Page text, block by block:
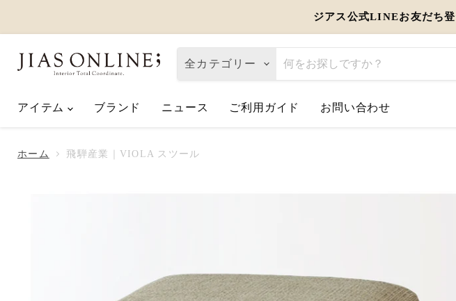
ジアス公式LINEお友だち
全カテゴリー
アイテム ブランド ご利用ガイド お問い合わせ
ニュース
2026.07.10 夏季休業のお知らせ
ホーム 飛騨産業｜VIOLA スツール